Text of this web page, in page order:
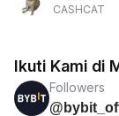
CASHCAT
Ikuti Kami di
Followers